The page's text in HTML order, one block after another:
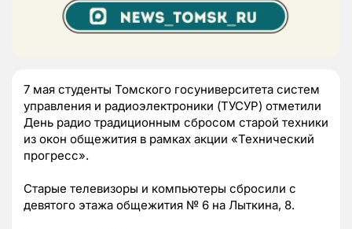
7 мая студенты Томского госуниверситета систем
управления и радиоэлектроники (ТУСУР) отметили
День радио традиционным сбросом старой техники
из окон общежития в рамках акции «Технический
прогресс».
Старые телевизоры и компьютеры сбросили с
девятого этажа общежития № 6 на Лыткина, 8.